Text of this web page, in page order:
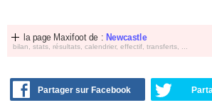
la page Maxifoot de : Newcastle
bilan, stats, résultats, calendrier, effectif, transferts, ...
Partager sur Facebook